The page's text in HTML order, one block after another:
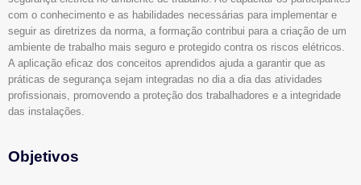
com o conhecimento e as habilidades necessárias para implementar e
seguir as diretrizes da norma, a formação contribui para a criação de um
ambiente de trabalho mais seguro e protegido contra os riscos elétricos.
A aplicação eficaz dos conceitos aprendidos ajuda a garantir que as
práticas de segurança sejam integradas no dia a dia das atividades
profissionais, promovendo a proteção dos trabalhadores e a integridade
das instalações.
Objetivos